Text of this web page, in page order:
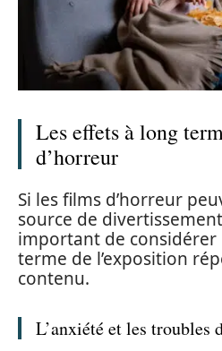
Les effets à long
d’horreur
Si les films d’horreur
source de
important de considérer
terme de l’exposition
contenu.
L’anxiété et les troubles